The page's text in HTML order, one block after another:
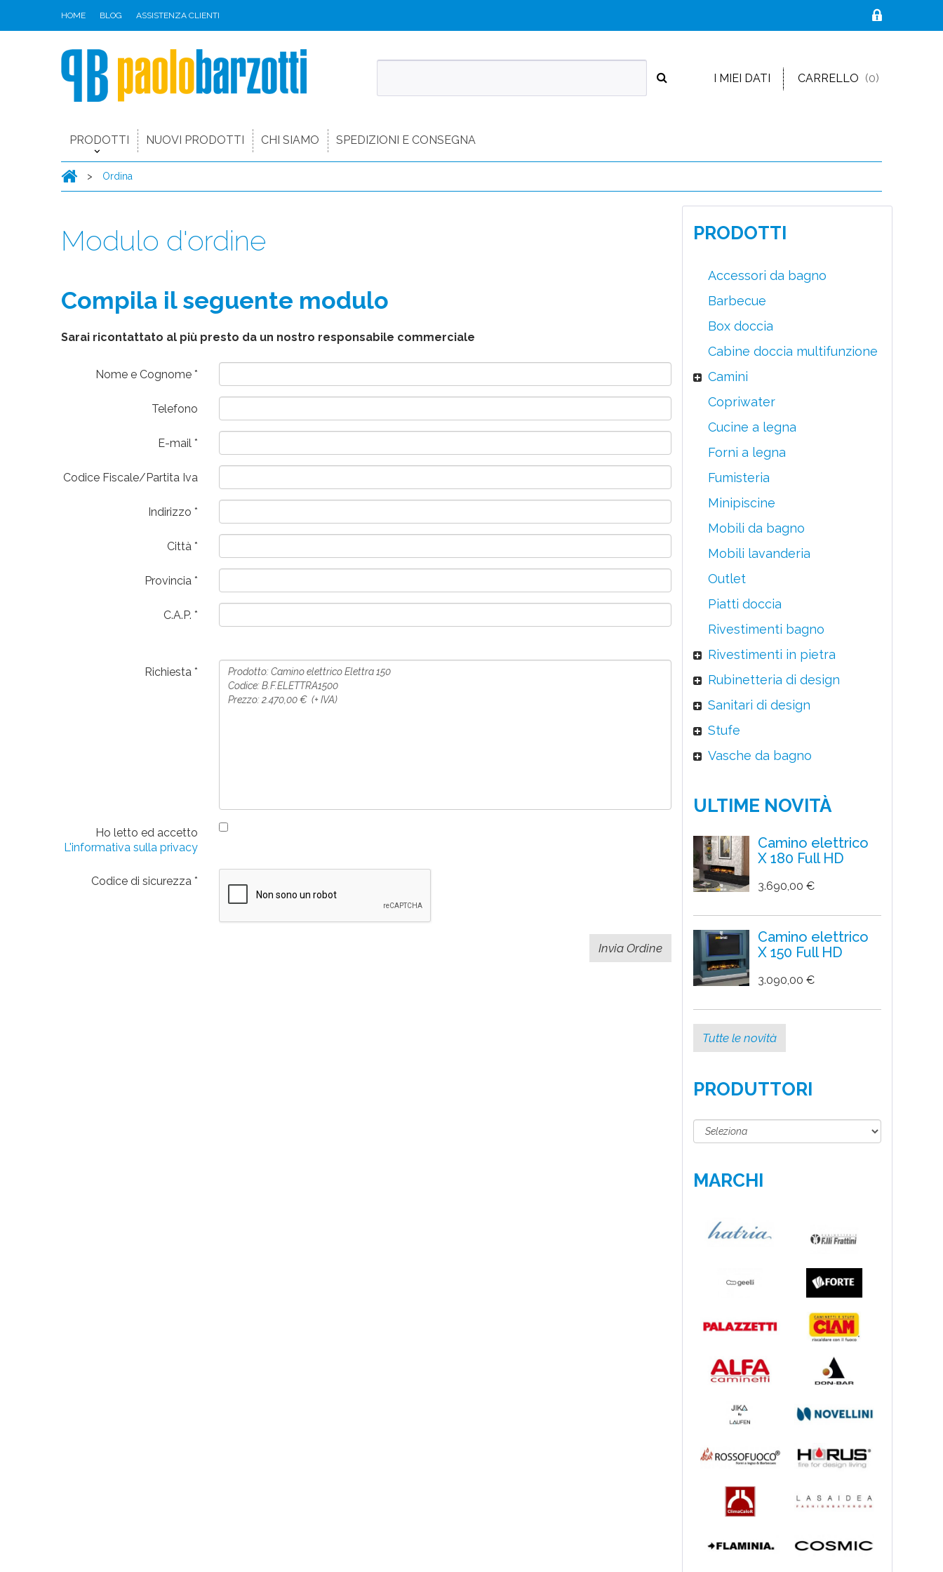
HOME BLOG ASSISTENZA CLIENTI
I MIEI DATI CARRELLO (0)
PRODOTTI NUOVI PRODOTTI CHI SIAMO SPEDIZIONI E CONSEGNA
> Ordina
Modulo d'ordine
Compila il seguente modulo
Sarai ricontattato al più presto da un nostro responsabile commerciale
Nome e Cognome
Telefono
E-mail
Codice Fiscale/Partita Iva
Indirizzo
Città
Provincia
C.A.P.
Richiesta
Ho letto ed accetto
L'informativa sulla privacy
Codice di sicurezza
PRODOTTI
Accessori da bagno
Barbecue
Box doccia
Cabine doccia multifunzione
Camini
Copriwater
Cucine a legna
Forni a legna
Fumisteria
Minipiscine
Mobili da bagno
Mobili lavanderia
Outlet
Piatti doccia
Rivestimenti bagno
Rivestimenti in pietra
Rubinetteria di design
Sanitari di design
Stufe
Vasche da bagno
ULTIME NOVITÀ
Camino elettrico
X 180 Full HD
3.690,00 €
Camino elettrico
X 150 Full HD
3.090,00 €
Tutte le novità
PRODUTTORI
MARCHI